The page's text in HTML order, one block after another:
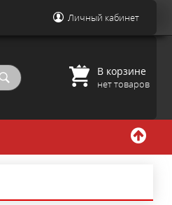
Личный кабинет
В корзине
нет товаров